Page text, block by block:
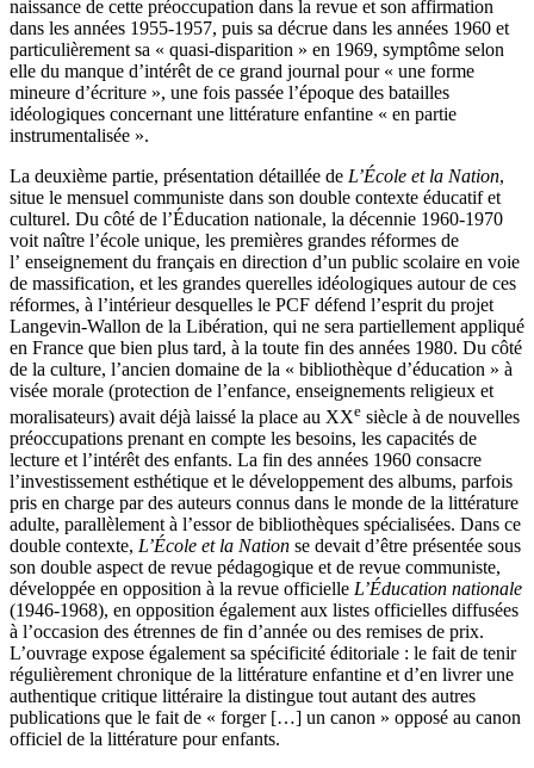
naissance de cette préoccupation dans la revue et son affirmation
dans les années 1955-1957, puis sa décrue dans les années 1960 et
particulièrement sa « quasi-disparition » en 1969, symptôme selon
elle du manque d’intérêt de ce grand journal pour « une forme
mineure d’écriture », une fois passée l’époque des batailles
idéologiques concernant une littérature enfantine « en partie
instrumentalisée ».
La deuxième partie, présentation détaillée de L’École et la Nation,
situe le mensuel communiste dans son double contexte éducatif et
culturel. Du côté de l’Éducation nationale, la décennie 1960-1970
voit naître l’école unique, les premières grandes réformes de
l’ enseignement du français en direction d’un public scolaire en voie
de massification, et les grandes querelles idéologiques autour de ces
réformes, à l’intérieur desquelles le PCF défend l’esprit du projet
Langevin-Wallon de la Libération, qui ne sera partiellement appliqué
en France que bien plus tard, à la toute fin des années 1980. Du côté
de la culture, l’ancien domaine de la « bibliothèque d’éducation » à
visée morale (protection de l’enfance, enseignements religieux et
moralisateurs) avait déjà laissé la place au XXe siècle à de nouvelles
préoccupations prenant en compte les besoins, les capacités de
lecture et l’intérêt des enfants. La fin des années 1960 consacre
l’investissement esthétique et le développement des albums, parfois
pris en charge par des auteurs connus dans le monde de la littérature
adulte, parallèlement à l’essor de bibliothèques spécialisées. Dans ce
double contexte, L’École et la Nation se devait d’être présentée sous
son double aspect de revue pédagogique et de revue communiste,
développée en opposition à la revue officielle L’Éducation nationale
(1946-1968), en opposition également aux listes officielles diffusées
à l’occasion des étrennes de fin d’année ou des remises de prix.
L’ouvrage expose également sa spécificité éditoriale : le fait de tenir
régulièrement chronique de la littérature enfantine et d’en livrer une
authentique critique littéraire la distingue tout autant des autres
publications que le fait de « forger […] un canon » opposé au canon
officiel de la littérature pour enfants.